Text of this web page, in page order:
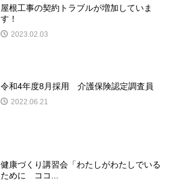
屋根工事の契約トラブルが増加していま
す！
2023.02.03
令和4年度8月採用 介護保険認定調査員
2022.06.21
健康づくり講習会「わたしがわたしでいる
ために ココ...